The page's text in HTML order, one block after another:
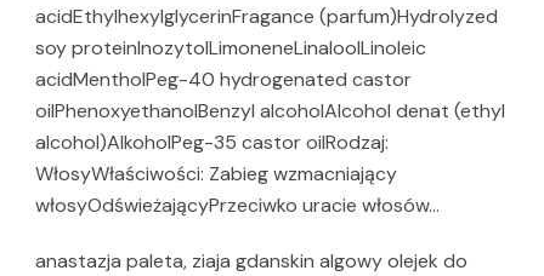
acidEthylhexylglycerinFragance (parfum)Hydrolyzed
soy proteinInozytolLimoneneLinaloolLinoleic
acidMentholPeg-40 hydrogenated castor
oilPhenoxyethanolBenzyl alcoholAlcohol denat (ethyl
alcohol)AlkoholPeg-35 castor oilRodzaj:
WłosyWłaściwości: Zabieg wzmacniający
włosyOdświeżającyPrzeciwko uracie włosów…
anastazja paleta, ziaja gdanskin algowy olejek do